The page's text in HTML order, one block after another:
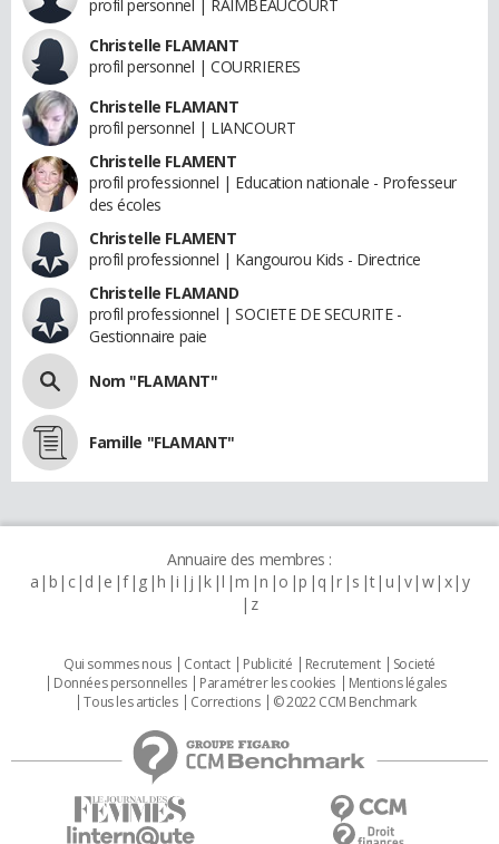
profil personnel | RAIMBEAUCOURT
Christelle FLAMANT
profil personnel | COURRIERES
Christelle FLAMANT
profil personnel | LIANCOURT
Christelle FLAMENT
profil professionnel | Education nationale - Professeur
des écoles
Christelle FLAMENT
profil professionnel | Kangourou Kids - Directrice
Christelle FLAMAND
profil professionnel | SOCIETE DE SECURITE -
Gestionnaire paie
Nom "FLAMANT"
Famille "FLAMANT"
Annuaire des membres :
a b c d e f g h i j k l m n o p q r s t u v w x y
z
Qui sommes nous Contact Publicité Recrutement
Societé
Données personnelles
Paramétrer les cookies
Mentions légales
Tous les articles
Corrections © 2022 CCM Benchmark